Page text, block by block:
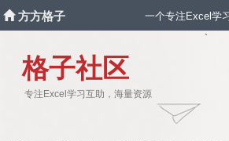
方方格子 一个专注Excel学
格子社区
专注Excel学习互助，海量资源
`